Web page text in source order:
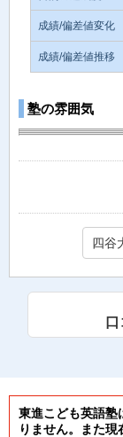
成績/偏差値変化
成績/偏差値推移
塾の雰囲気
四谷
東進こども英語塾
りません。また